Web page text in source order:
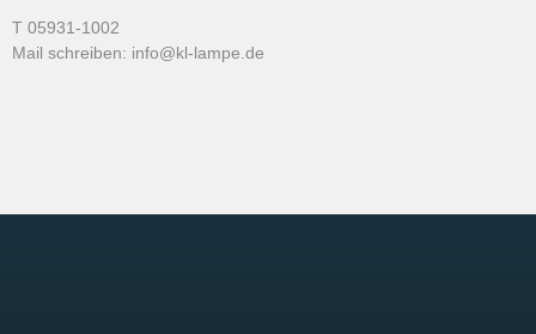
T 05931-1002
Mail schreiben: info@kl-lampe.de